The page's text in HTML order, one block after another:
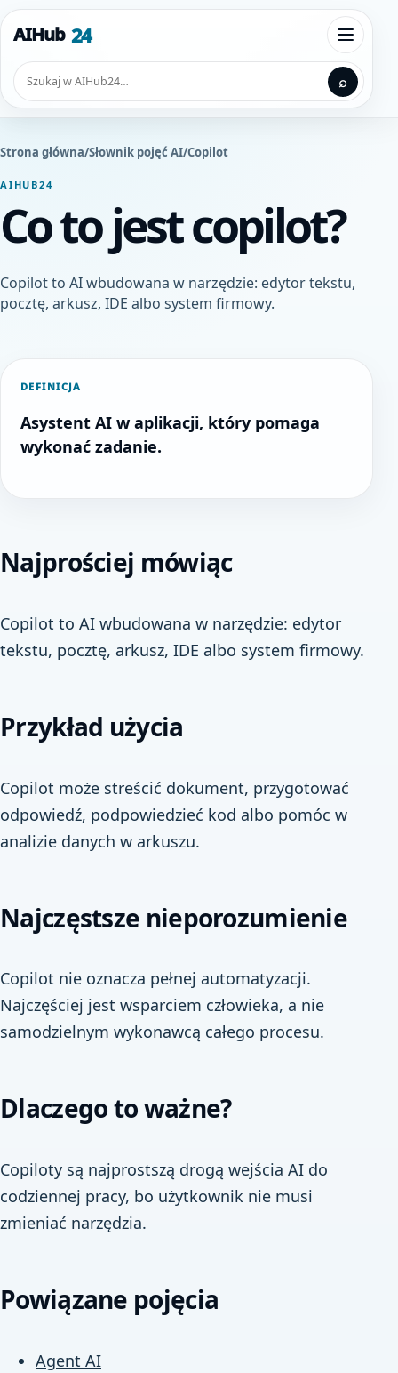
Przejdź do treści
AIHub 24
Szukaj
⌕
Strona główna/Słownik pojęć AI/Copilot
AIHUB24
Co to jest copilot?
Copilot to AI wbudowana w narzędzie: edytor tekstu,
pocztę, arkusz, IDE albo system firmowy.
DEFINICJA
Asystent AI w aplikacji, który pomaga
wykonać zadanie.
Najprościej mówiąc
Copilot to AI wbudowana w narzędzie: edytor
tekstu, pocztę, arkusz, IDE albo system firmowy.
Przykład użycia
Copilot może streścić dokument, przygotować
odpowiedź, podpowiedzieć kod albo pomóc w
analizie danych w arkuszu.
Najczęstsze nieporozumienie
Copilot nie oznacza pełnej automatyzacji.
Najczęściej jest wsparciem człowieka, a nie
samodzielnym wykonawcą całego procesu.
Dlaczego to ważne?
Copiloty są najprostszą drogą wejścia AI do
codziennej pracy, bo użytkownik nie musi
zmieniać narzędzia.
Powiązane pojęcia
Agent AI